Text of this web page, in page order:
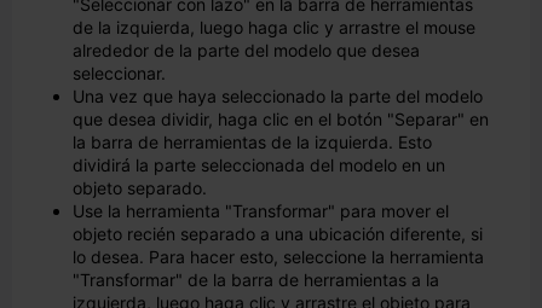
de la izquierda, luego haga clic y arrastre el mouse
alrededor de la parte del modelo que desea
seleccionar.
Una vez que haya seleccionado la parte del modelo
que desea dividir, haga clic en el botón "Separar" en
la barra de herramientas de la izquierda. Esto
dividirá la parte seleccionada del modelo en un
objeto separado.
Use la herramienta "Transformar" para mover el
objeto recién separado a una ubicación diferente, si
lo desea. Para hacer esto, seleccione la herramienta
"Transformar" de la barra de herramientas a la
izquierda, luego haga clic y arrastre el objeto para